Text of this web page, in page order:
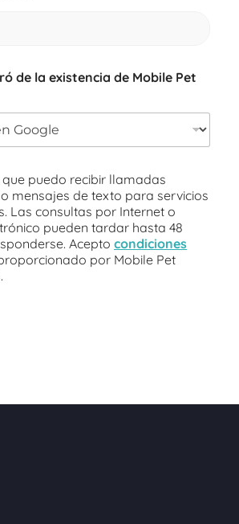
de la existencia de Mobile Pet
que puedo recibir llamadas
mensajes de texto para servicios
Las consultas por Internet o
pueden tardar hasta 48
Acepto condiciones
por Mobile Pet